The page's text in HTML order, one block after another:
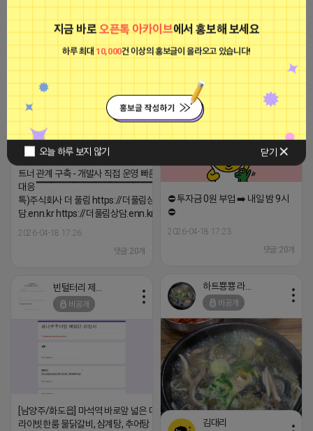
지금 바로오픈톡 아카이브에서 홍보해 보세요
하루 최대10,000건 이상의 홍보글이 올라오고 있습니다!
오늘 하루 보지 않기 닫기
신뢰를 바탕으로 ▶현금 포인트 일
대일 100% 계좌입금◀ ❤️‍
니다. ▶네이버◀ 리워드 스테이 / 가드 / 자몽 등
프로그램 이슈 민감 대응
▔▔▔▔▔▔▔▔▔▔▔▔▔▔▔▔▔▔ ▶쿠팡◀
프라다 / 헤르메스 / 시그니처 등 - 키워드 검색
량 데이터 기반 운영 - 4~7월 시즌 인기 키워드
5위내 多
▔▔▔▔▔▔▔▔▔▔▔▔▔▔▔▔▔▔
▶광고주, 총판, 대행사 모집 中◀ - 장기 협업 파
트너 관계 구축 - 개발사 직접 운영 빠른 피드백
대응 ▔▔▔▔▔▔▔▔▔▔▔▔▔▔▔▔▔▔ (카
톡)주식회사 더 풀림 https://더풀림상
담.enn.kr https://더풀림상담.enn.kr
2026-04-18 17:26
댓글:20개
⛔️ 투자금 0원 부업 ➡️ 내일 밤 9시
⛔️
2026-04-18 17:23
댓글:20개
하트뿅뿅 라이언
비공개
비공개
[남양주/화도읍] 마석역 바로앞 넓은 매장과, 프
라이빗한룸 물닭갈비, 삼계탕, 추어탕 맛집 10
김대리